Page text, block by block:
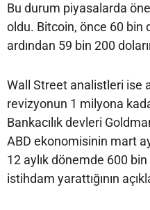
Bu durum piyasalarda
oldu. Bitcoin, önce 60 bin
ardından 59 bin 200
Wall Street analistleri ise
revizyonun 1 milyona
Bankacılık devleri
ABD ekonomisinin mart
12 aylık dönemde 600
istihdam yarattığının